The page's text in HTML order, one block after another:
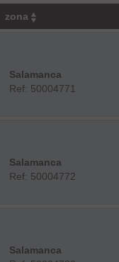
zona
Salamanca
Ref: 50004771
Salamanca
Ref: 50004772
Salamanca